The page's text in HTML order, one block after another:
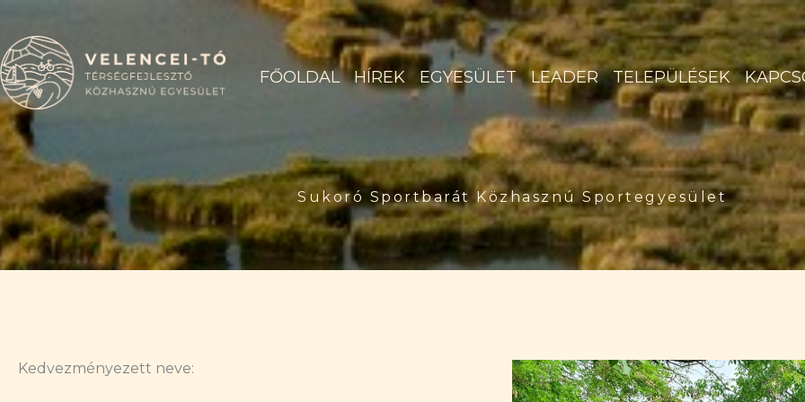
content
FŐOLDAL HÍREK EGYESÜLET LEADER TELEPÜLÉSEK
Sukoró Sportbarát Közhasznú Sportegyesület
Kedvezményezett neve: